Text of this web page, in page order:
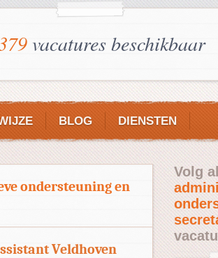
vacatures beschikbaar
BLOG DIENSTEN
ondersteuning en
Veldhoven
Volg